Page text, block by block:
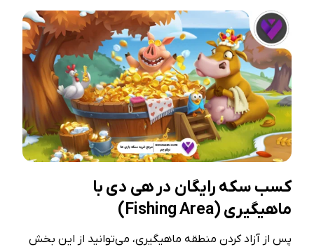
کسب سکه رایگان در هی دی با
ماهیگیری (Fishing Area)
پس از آزاد کردن منطقه ماهیگیری، می‌توانید از این بخش